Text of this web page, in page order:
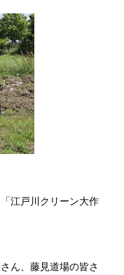
江戸川クリーン大作
ん、藤見道場の皆さ